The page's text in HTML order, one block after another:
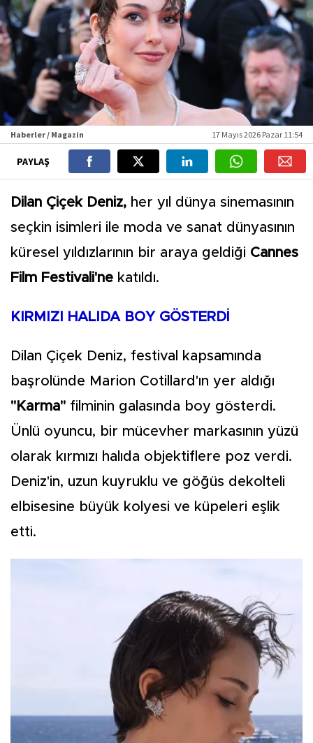
Haberler / Magazin 17 Mayıs 2026 Pazar 11:54
PAYLAŞ
Dilan Çiçek Deniz, her yıl dünya sinemasının
seçkin isimleri ile moda ve sanat dünyasının
küresel yıldızlarının bir araya geldiği Cannes
Film Festivali'ne katıldı.
KIRMIZI HALIDA BOY GÖSTERDİ
Dilan Çiçek Deniz, festival kapsamında
başrolünde Marion Cotillard'ın yer aldığı
"Karma" filminin galasında boy gösterdi.
Ünlü oyuncu, bir mücevher markasının yüzü
olarak kırmızı halıda objektiflere poz verdi.
Deniz'in, uzun kuyruklu ve göğüs dekolteli
elbisesine büyük kolyesi ve küpeleri eşlik
etti.